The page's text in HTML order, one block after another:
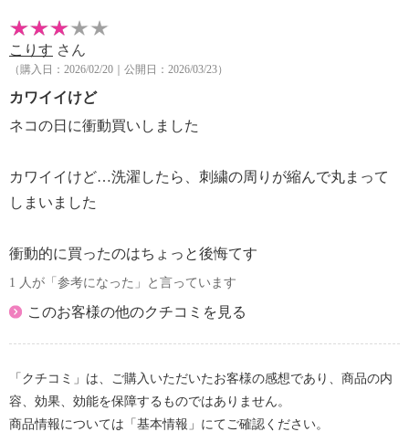
こりす さん
（購入日：2026/02/20｜公開日：2026/03/23）
カワイイけど
ネコの日に衝動買いしました
カワイイけど…洗濯したら、刺繍の周りが縮んで丸まって
しまいました
衝動的に買ったのはちょっと後悔てす
1 人が「参考になった」と言っています
このお客様の他のクチコミを見る
「クチコミ」は、ご購入いただいたお客様の感想であり、商品の内
容、効果、効能を保障するものではありません。
商品情報については「基本情報」にてご確認ください。